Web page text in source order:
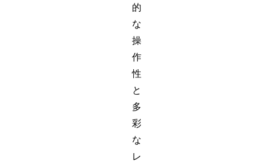
的
な
操
作
性
と
多
彩
な
レ